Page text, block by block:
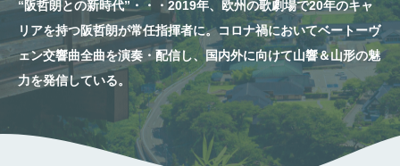
“阪哲朗との新時代”・・・2019年、欧州の歌劇場で20年のキャ
リアを持つ阪哲朗が常任指揮者に。コロナ禍においてベートーヴ
ェン交響曲全曲を演奏・配信し、国内外に向けて山響＆山形の魅
力を発信している。